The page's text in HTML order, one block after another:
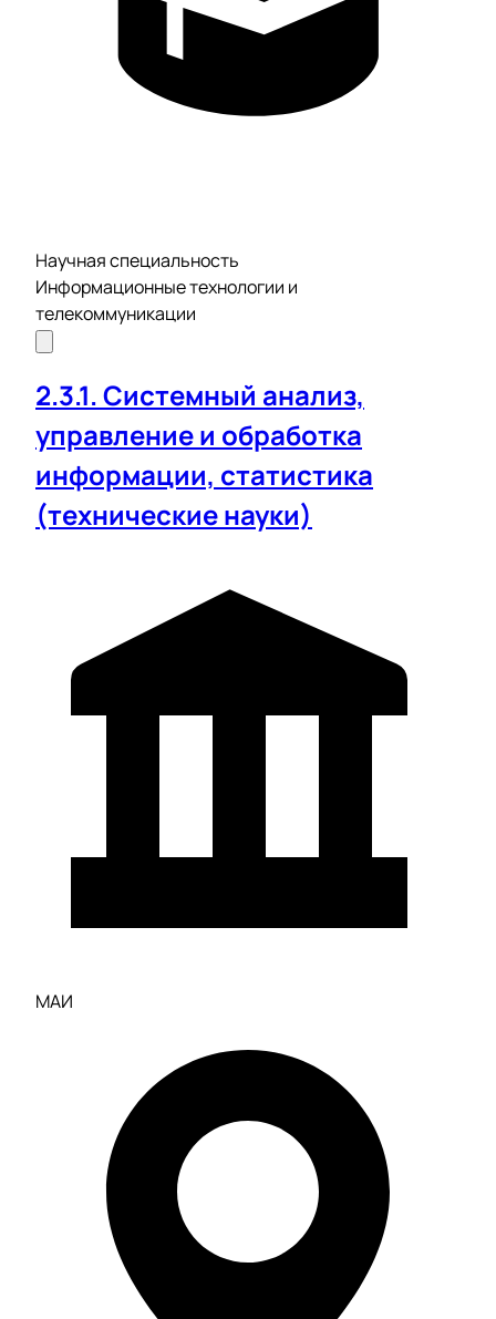
Научная специальность
Информационные технологии и
телекоммуникации
2.3.1. Системный анализ,
управление и обработка
информации, статистика
(технические науки)
МАИ